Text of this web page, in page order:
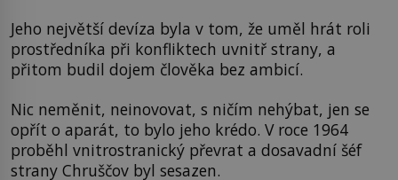
Jeho největší devíza byla v tom, že uměl hrát roli
prostředníka při konfliktech uvnitř strany, a
přitom budil dojem člověka bez ambicí.
Nic neměnit, neinovovat, s ničím nehýbat, jen se
opřít o aparát, to bylo jeho krédo. V roce 1964
proběhl vnitrostranický převrat a dosavadní šéf
strany Chruščov byl sesazen.